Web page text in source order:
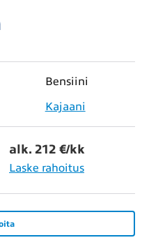
Bensiini
Kajaani
alk. 212 €/kk
Laske rahoitus